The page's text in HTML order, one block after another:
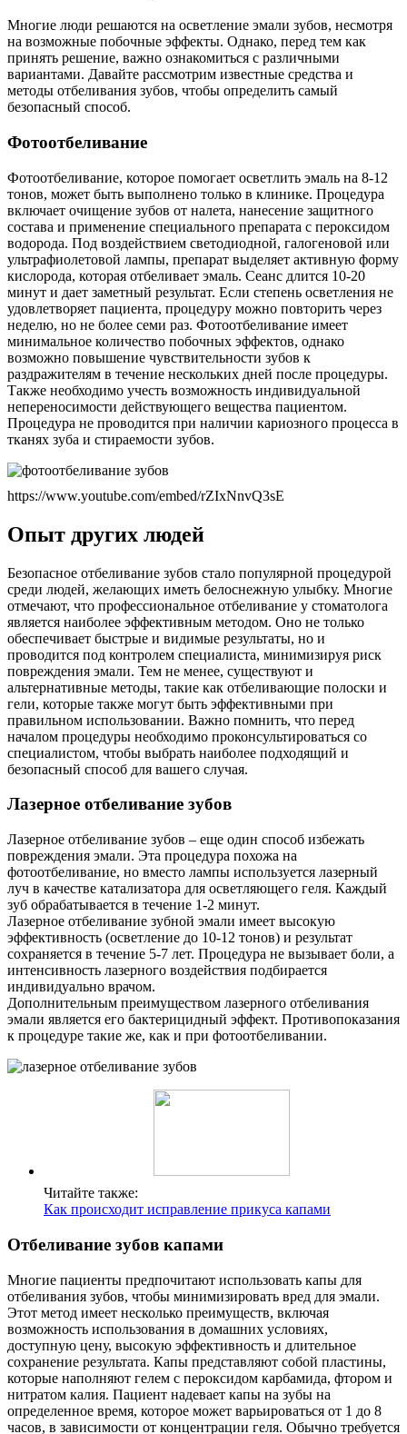
Многие люди решаются на осветление эмали зубов, несмотря
на возможные побочные эффекты. Однако, перед тем как
принять решение, важно ознакомиться с различными
вариантами. Давайте рассмотрим известные средства и
методы отбеливания зубов, чтобы определить самый
безопасный способ.
Фотоотбеливание
Фотоотбеливание, которое помогает осветлить эмаль на 8-12
тонов, может быть выполнено только в клинике. Процедура
включает очищение зубов от налета, нанесение защитного
состава и применение специального препарата с пероксидом
водорода. Под воздействием светодиодной, галогеновой или
ультрафиолетовой лампы, препарат выделяет активную форму
кислорода, которая отбеливает эмаль. Сеанс длится 10-20
минут и дает заметный результат. Если степень осветления не
удовлетворяет пациента, процедуру можно повторить через
неделю, но не более семи раз. Фотоотбеливание имеет
минимальное количество побочных эффектов, однако
возможно повышение чувствительности зубов к
раздражителям в течение нескольких дней после процедуры.
Также необходимо учесть возможность индивидуальной
непереносимости действующего вещества пациентом.
Процедура не проводится при наличии кариозного процесса в
тканях зуба и стираемости зубов.
https://www.youtube.com/embed/rZIxNnvQ3sE
Опыт других людей
Безопасное отбеливание зубов стало популярной процедурой
среди людей, желающих иметь белоснежную улыбку. Многие
отмечают, что профессиональное отбеливание у стоматолога
является наиболее эффективным методом. Оно не только
обеспечивает быстрые и видимые результаты, но и
проводится под контролем специалиста, минимизируя риск
повреждения эмали. Тем не менее, существуют и
альтернативные методы, такие как отбеливающие полоски и
гели, которые также могут быть эффективными при
правильном использовании. Важно помнить, что перед
началом процедуры необходимо проконсультироваться со
специалистом, чтобы выбрать наиболее подходящий и
безопасный способ для вашего случая.
Лазерное отбеливание зубов
Лазерное отбеливание зубов – еще один способ избежать
повреждения эмали. Эта процедура похожа на
фотоотбеливание, но вместо лампы используется лазерный
луч в качестве катализатора для осветляющего геля. Каждый
зуб обрабатывается в течение 1-2 минут.
Лазерное отбеливание зубной эмали имеет высокую
эффективность (осветление до 10-12 тонов) и результат
сохраняется в течение 5-7 лет. Процедура не вызывает боли, а
интенсивность лазерного воздействия подбирается
индивидуально врачом.
Дополнительным преимуществом лазерного отбеливания
эмали является его бактерицидный эффект. Противопоказания
к процедуре такие же, как и при фотоотбеливании.
Читайте также:
Как происходит исправление прикуса капами
Отбеливание зубов капами
Многие пациенты предпочитают использовать капы для
отбеливания зубов, чтобы минимизировать вред для эмали.
Этот метод имеет несколько преимуществ, включая
возможность использования в домашних условиях,
доступную цену, высокую эффективность и длительное
сохранение результата. Капы представляют собой пластины,
которые наполняют гелем с пероксидом карбамида, фтором и
нитратом калия. Пациент надевает капы на зубы на
определенное время, которое может варьироваться от 1 до 8
часов, в зависимости от концентрации геля. Обычно требуется